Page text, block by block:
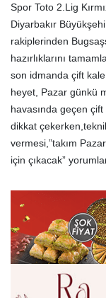
Spor Toto 2.Lig
Diyarbakır
rakiplerinden
hazırlıklarını
son idmanda çift kale
heyet, Pazar günkü
havasında geçen
dikkat
vermesi,”takım
için çıkacak”